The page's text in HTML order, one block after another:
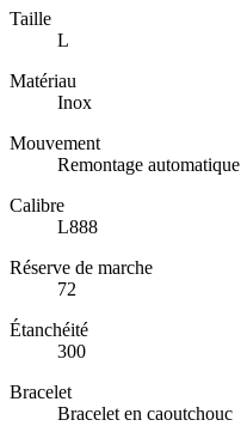
Taille
L
Matériau
Inox
Mouvement
Remontage automatique
Calibre
L888
Réserve de marche
72
Étanchéité
300
Bracelet
Bracelet en caoutchouc